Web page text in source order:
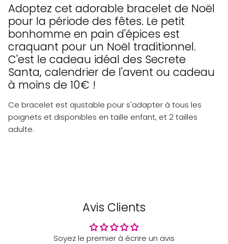
Adoptez cet adorable bracelet de Noël
pour la période des fêtes. Le petit
bonhomme en pain d'épices est
craquant pour un Noël traditionnel.
C'est le cadeau idéal des Secrete
Santa, calendrier de l'avent ou cadeau
à moins de 10€ !
Ce bracelet est ajustable pour s'adapter à tous les
poignets et disponibles en taille enfant, et 2 tailles
adulte.
Avis Clients
Soyez le premier à écrire un avis